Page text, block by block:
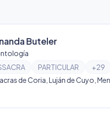
Buteler
PARTICULAR +29